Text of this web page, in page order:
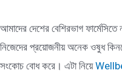
আমাদের দেশের বেশিরভাগ ফার্মেসিতে
নিজেদের প্রয়োজনীয় অনেক ওষুধ
সংকোচ বোধ করে। এটা নিয়ে